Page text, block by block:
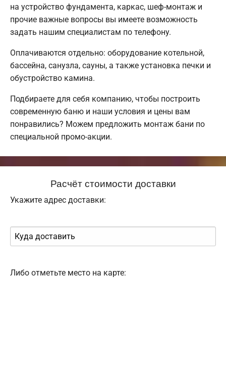
на устройство фундамента, каркас, шеф-монтаж и
прочие важные вопросы вы имеете возможность
задать нашим специалистам по телефону.
Оплачиваются отдельно: оборудование котельной,
бассейна, санузла, сауны, а также установка печки и
обустройство камина.
Подбираете для себя компанию, чтобы построить
современную баню и наши условия и цены вам
понравились? Можем предложить монтаж бани по
специальной промо-акции.
Расчёт стоимости доставки
Укажите адрес доставки:
Либо отметьте место на карте: